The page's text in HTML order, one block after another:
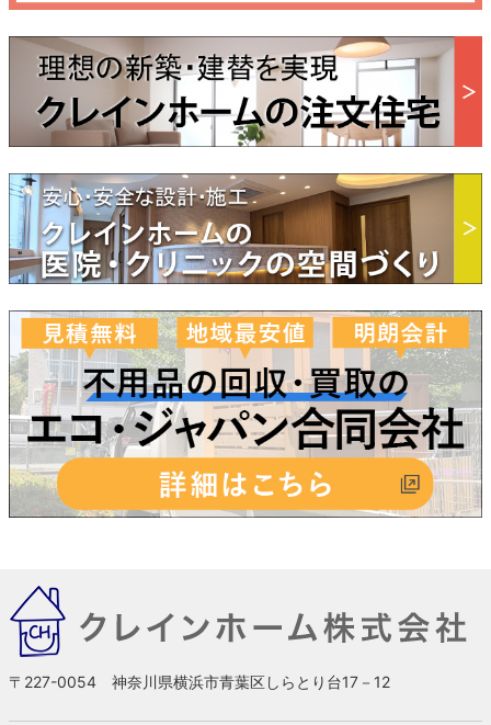
〒227-0054 神奈川県横浜市青葉区しらとり台17－12